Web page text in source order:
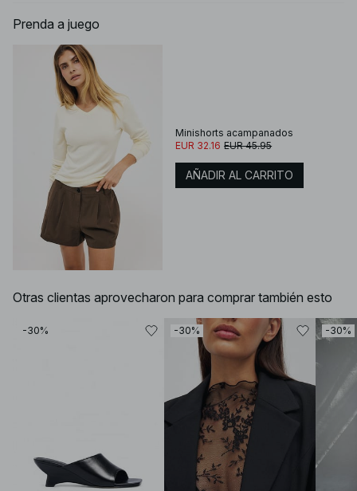
Prenda a juego
Minishorts acampanados
EUR 32.16 EUR 45.95
AÑADIR AL CARRITO
Otras clientas aprovecharon para comprar también esto
-30% -30% -30%